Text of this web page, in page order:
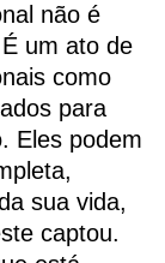
não é
um ato de
como
para
Eles podem
sua vida,
captou.